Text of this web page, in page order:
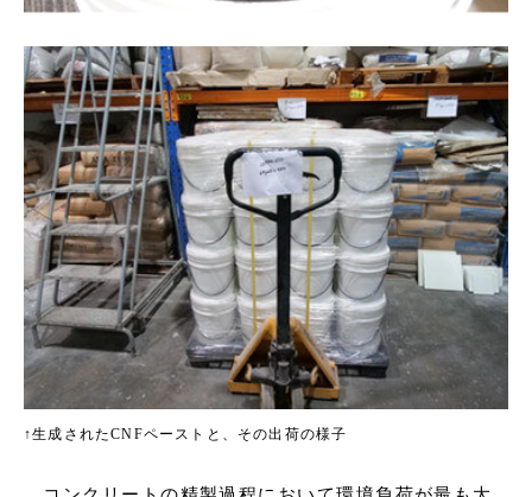
↑生成されたCNFペーストと、その出荷の様子